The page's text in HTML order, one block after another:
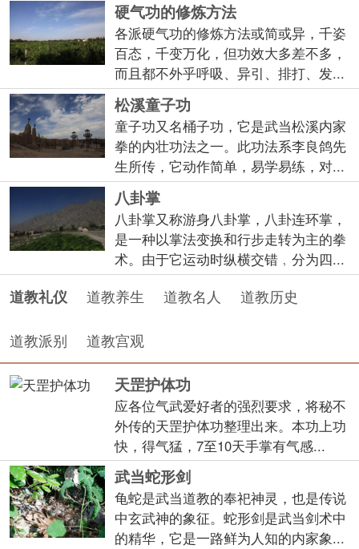
硬气功的修炼方法
各派硬气功的修炼方法或简或异，千姿
百态，千变万化，但功效大多差不多，
而且都不外乎呼吸、异引、排打、发...
松溪童子功
童子功又名桶子功，它是武当松溪内家
拳的内壮功法之一。此功法系李良鸽先
生所传，它动作简单，易学易练，对...
八卦掌
八卦掌又称游身八卦掌，八卦连环掌，
是一种以掌法变换和行步走转为主的拳
术。由于它运动时纵横交错﹐分为四...
道教礼仪 道教养生 道教名人 道教历史
道教派别 道教宫观
天罡护体功
应各位气武爱好者的强烈要求，将秘不
外传的天罡护体功整理出来。本功上功
快，得气猛，7至10天手掌有气感...
武当蛇形剑
龟蛇是武当道教的奉祀神灵，也是传说
中玄武神的象征。蛇形剑是武当剑术中
的精华，它是一路鲜为人知的内家象...